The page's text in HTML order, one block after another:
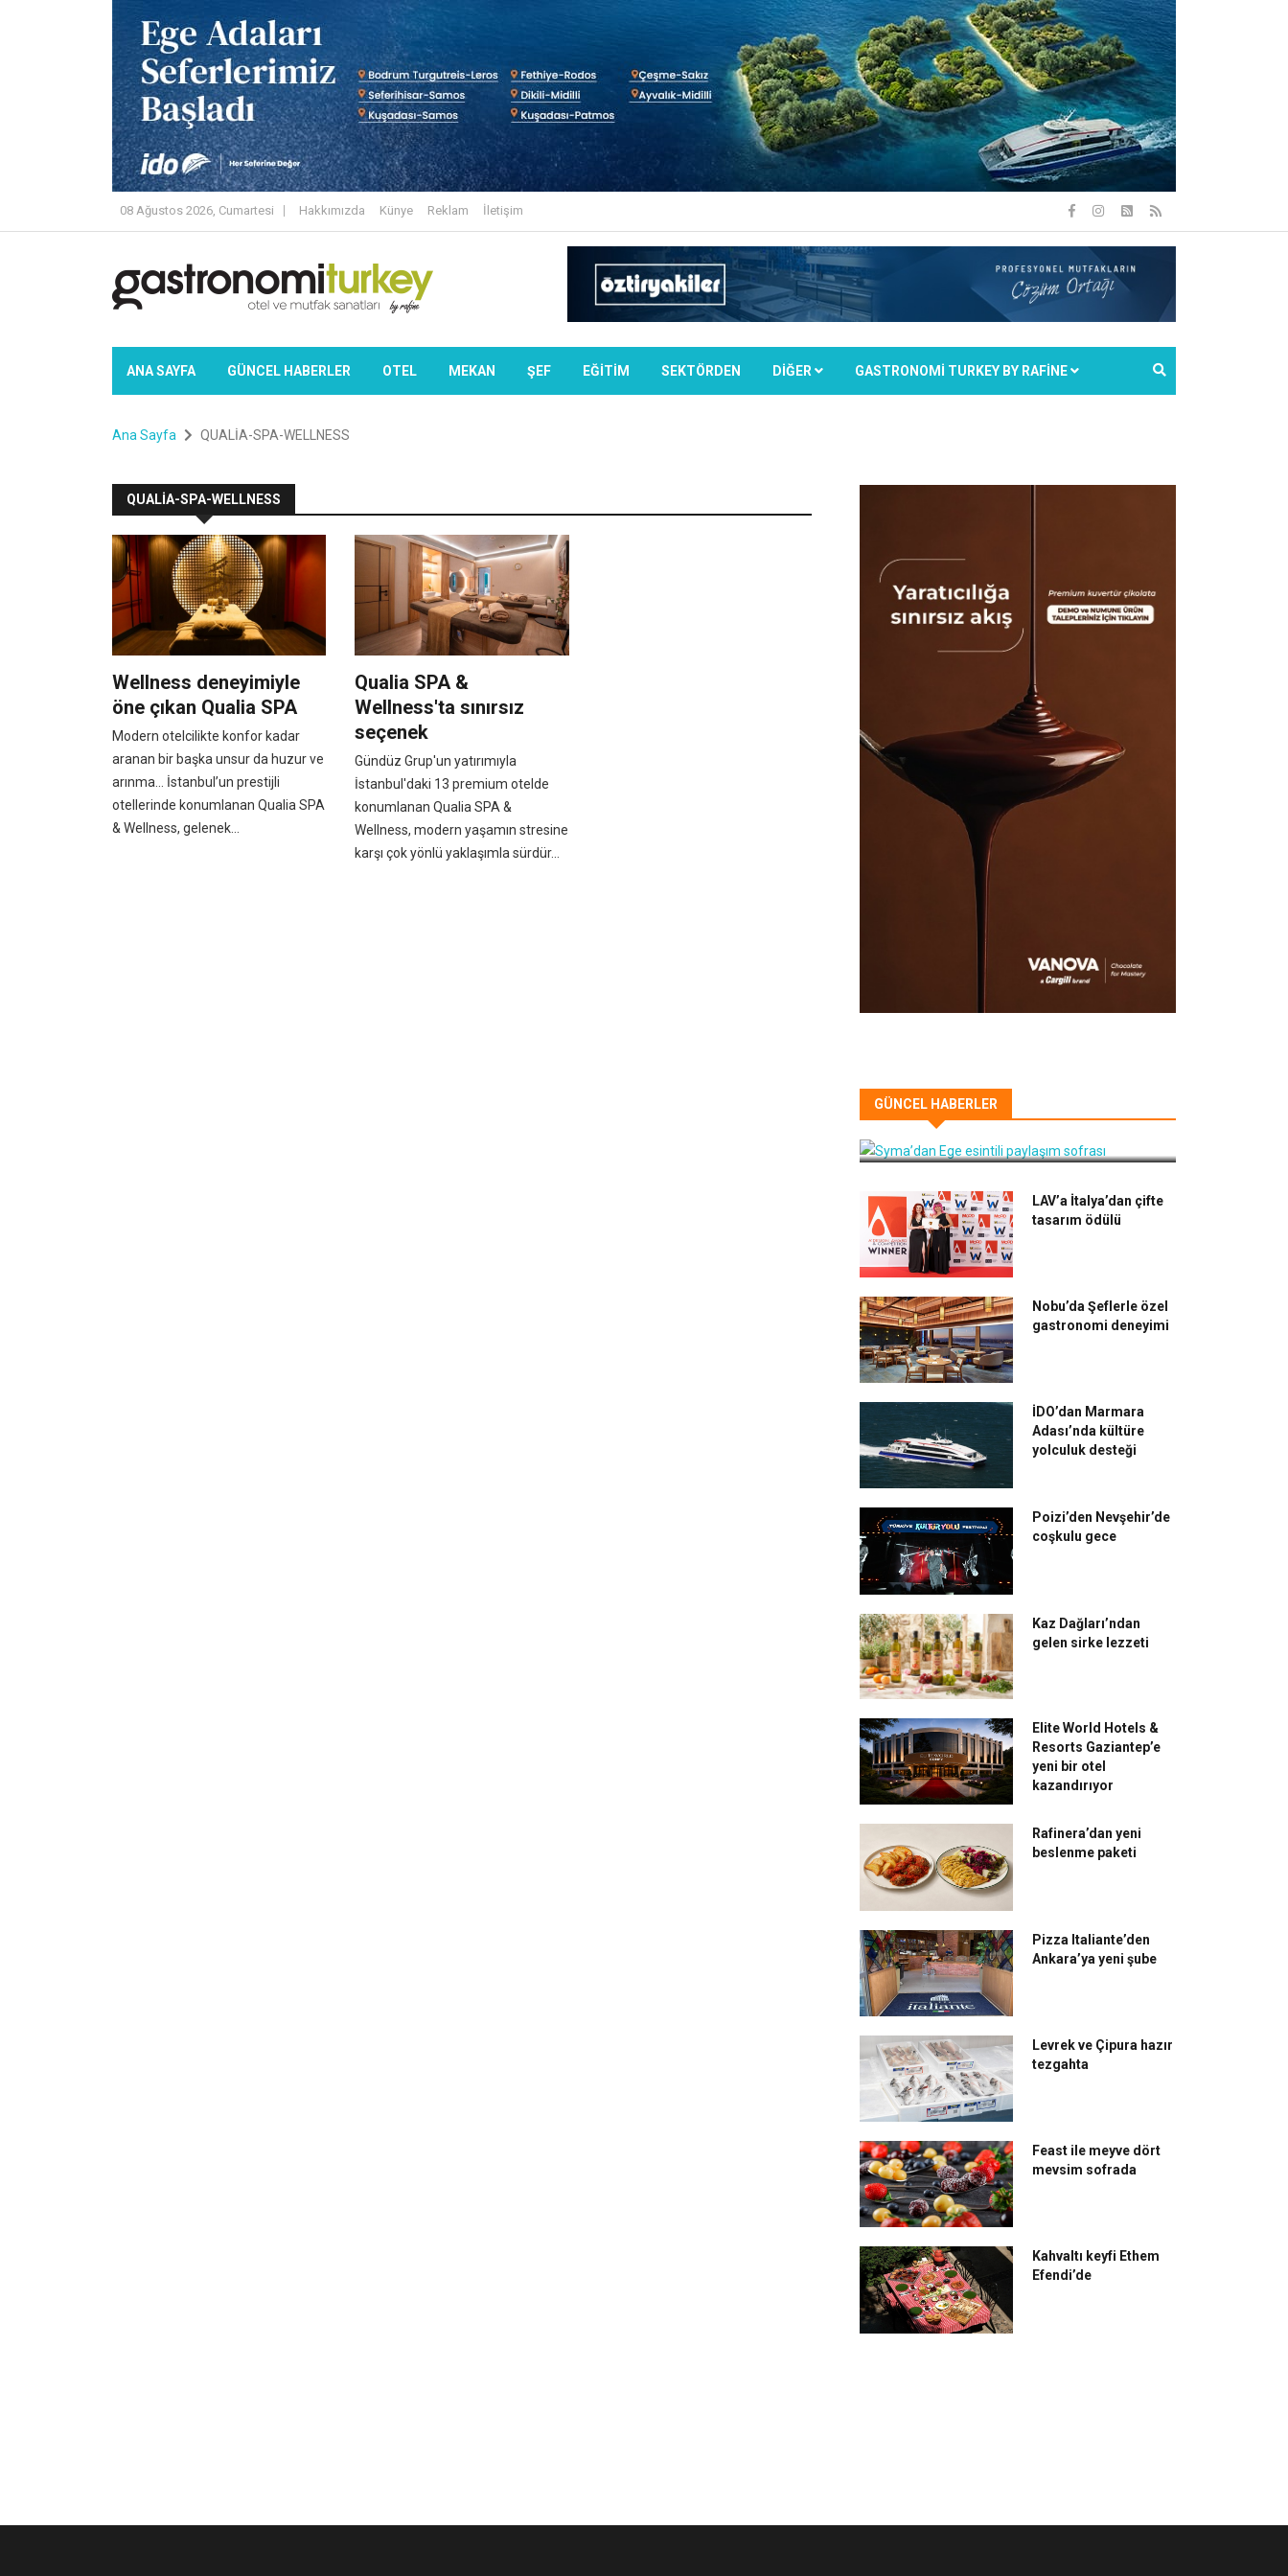
08 Ağustos 2026, Cumartesi Hakkımızda Künye Reklam İletişim
ANA SAYFA GÜNCEL HABERLER OTEL MEKAN ŞEF EĞİTİM SEKTÖRDEN DIĞER GASTRONOMİ TURKEY BY RAFİNE
Ana Sayfa QUALİA-SPA-WELLNESS
QUALİA-SPA-WELLNESS
Wellness deneyimiyle
öne çıkan Qualia SPA
Modern otelcilikte konfor kadar
aranan bir başka unsur da huzur ve
arınma… İstanbul’un prestijli
otellerinde konumlanan Qualia SPA
& Wellness, gelenek...
Qualia SPA &
Wellness'ta sınırsız
seçenek
Gündüz Grup'un yatırımıyla
İstanbul'daki 13 premium otelde
konumlanan Qualia SPA &
Wellness, modern yaşamın stresine
karşı çok yönlü yaklaşımla sürdür...
GÜNCEL HABERLER
Syma’dan Ege esintili paylaşım
sofrası
LAV’a İtalya’dan çifte
tasarım ödülü
Nobu’da Şeflerle özel
gastronomi deneyimi
İDO’dan Marmara
Adası’nda kültüre
yolculuk desteği
Poizi’den Nevşehir’de
coşkulu gece
Kaz Dağları’ndan
gelen sirke lezzeti
Elite World Hotels &
Resorts Gaziantep’e
yeni bir otel
kazandırıyor
Rafinera’dan yeni
beslenme paketi
Pizza Italiante’den
Ankara’ya yeni şube
Levrek ve Çipura hazır
tezgahta
Feast ile meyve dört
mevsim sofrada
Kahvaltı keyfi Ethem
Efendi’de